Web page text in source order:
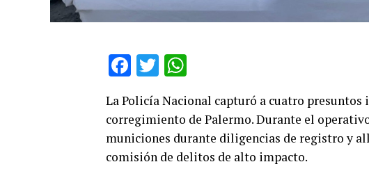
Facebook
Twitter
La Policía Nacional capturó a cuatro presuntos
corregimiento de Palermo. Durante el
municiones durante diligencias de registro y
comisión de delitos de alto impacto.